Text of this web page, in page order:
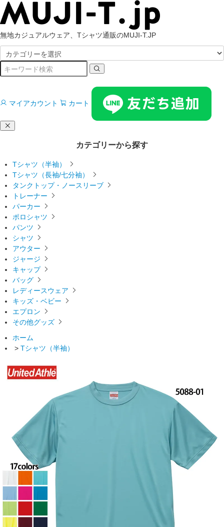
無地カジュアルウェア、Tシャツ通販のMUJI-T.JP
マイアカウント カート
カテゴリーから探す
Tシャツ（半袖）
Tシャツ（長袖/七分袖）
タンクトップ・ノースリーブ
トレーナー
パーカー
ポロシャツ
パンツ
シャツ
アウター
ジャージ
キャップ
バッグ
レディースウェア
キッズ・ベビー
エプロン
その他グッズ
ホーム
> Tシャツ（半袖）